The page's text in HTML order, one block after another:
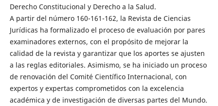
Derecho Constitucional y Derecho a la Salud.
A partir del número 160-161-162, la Revista de Ciencias
Jurídicas ha formalizado el proceso de evaluación por pares
examinadores externos, con el propósito de mejorar la
calidad de la revista y garantizar que los aportes se ajusten
a las reglas editoriales. Asimismo, se ha iniciado un proceso
de renovación del Comité Científico Internacional, con
expertos y expertas comprometidos con la excelencia
académica y de investigación de diversas partes del Mundo.